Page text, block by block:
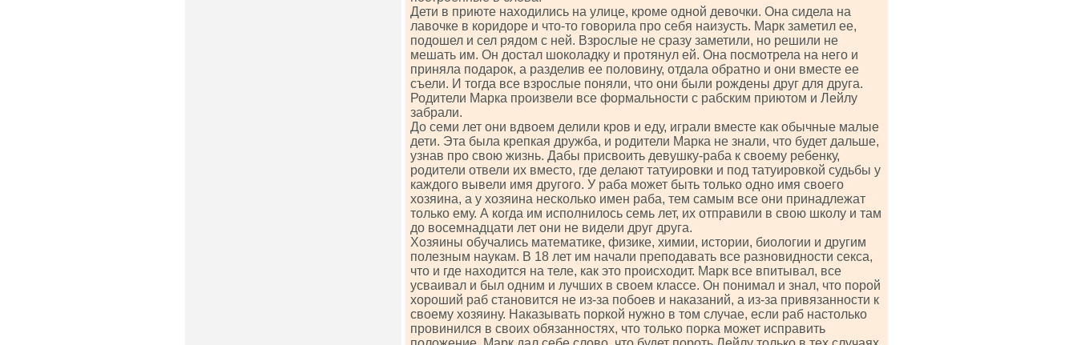
Дети в приюте находились на улице, кроме одной девочки. Она сидела на
лавочке в коридоре и что-то говорила про себя наизусть. Марк заметил ее,
подошел и сел рядом с ней. Взрослые не сразу заметили, но решили не
мешать им. Он достал шоколадку и протянул ей. Она посмотрела на него и
приняла подарок, а разделив ее половину, отдала обратно и они вместе ее
съели. И тогда все взрослые поняли, что они были рождены друг для друга.
Родители Марка произвели все формальности с рабским приютом и Лейлу
забрали.
До семи лет они вдвоем делили кров и еду, играли вместе как обычные малые
дети. Эта была крепкая дружба, и родители Марка не знали, что будет дальше,
узнав про свою жизнь. Дабы присвоить девушку-раба к своему ребенку,
родители отвели их вместо, где делают татуировки и под татуировкой судьбы у
каждого вывели имя другого. У раба может быть только одно имя своего
хозяина, а у хозяина несколько имен раба, тем самым все они принадлежат
только ему. А когда им исполнилось семь лет, их отправили в свою школу и там
до восемнадцати лет они не видели друг друга.
Хозяины обучались математике, физике, химии, истории, биологии и другим
полезным наукам. В 18 лет им начали преподавать все разновидности секса,
что и где находится на теле, как это происходит. Марк все впитывал, все
усваивал и был одним и лучших в своем классе. Он понимал и знал, что порой
хороший раб становится не из-за побоев и наказаний, а из-за привязанности к
своему хозяину. Наказывать поркой нужно в том случае, если раб настолько
провинился в своих обязанностях, что только порка может исправить